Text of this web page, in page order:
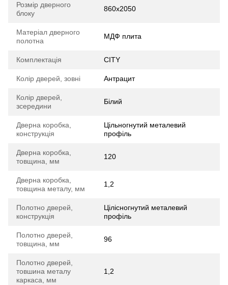
Розмір дверного
блоку
860х2050
Матеріал дверного
полотна
МДФ плита
Комплектація CITY
Колір дверей, зовні Антрацит
Колір дверей,
зсередини
Білий
Дверна коробка,
конструкція
Цільногнутий металевий
профіль
Дверна коробка,
товщина, мм
120
Дверна коробка,
товщина металу, мм
1,2
Полотно дверей,
конструкція
Цілісногнутий металевий
профіль
Полотно дверей,
товщина, мм
96
Полотно дверей,
товшина металу
каркаса, мм
1,2